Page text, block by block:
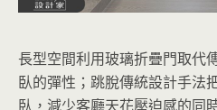
長型空間利用玻璃折疊門取代
臥的彈性；跳脫傳統設計手法
臥，減少客廳天花壓迫感的同